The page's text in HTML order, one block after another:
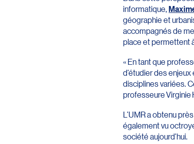
informatique,
géographie et
accompagnés de
place et permettent
« En tant que
d’étudier des
disciplines variées.
professeure Virginie
L’UMR a obtenu
également vu
société aujourd’hui.